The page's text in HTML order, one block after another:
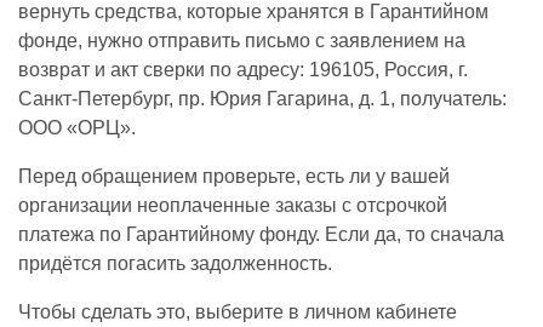
вернуть средства, которые хранятся в Гарантийном
фонде, нужно отправить письмо с заявлением на
возврат и акт сверки по адресу: 196105, Россия, г.
Санкт-Петербург, пр. Юрия Гагарина, д. 1, получатель:
ООО «ОРЦ».
Перед обращением проверьте, есть ли у вашей
организации неоплаченные заказы с отсрочкой
платежа по Гарантийному фонду. Если да, то сначала
придётся погасить задолженность.
Чтобы сделать это, выберите в личном кабинете